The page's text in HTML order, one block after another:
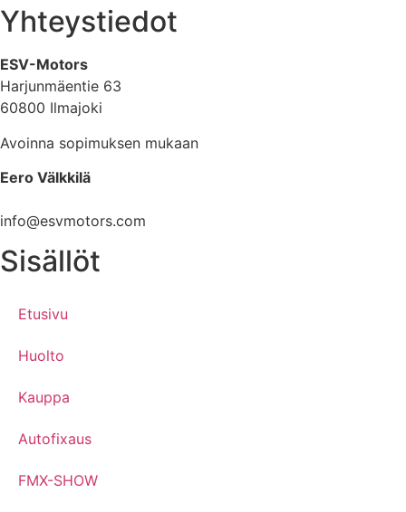
Yhteystiedot
ESV-Motors
Harjunmäentie 63
60800 Ilmajoki
Avoinna sopimuksen mukaan
Eero Välkkilä
info@esvmotors.com
Sisällöt
Etusivu
Huolto
Kauppa
Autofixaus
FMX-SHOW